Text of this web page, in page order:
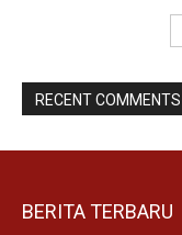
RECENT COMMENTS
BERITA TERBARU